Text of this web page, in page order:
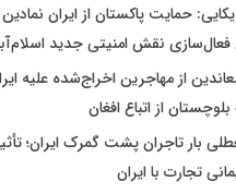
حمایت پاکستان از ایران نمادین
نقش امنیتی جدید
از مهاجرین اخراج‌شده علیه
از اتباع افغان
بار تاجران پشت گمرک ایران؛
تجارت با ایران